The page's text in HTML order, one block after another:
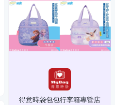
得意時袋包包行李箱專營店